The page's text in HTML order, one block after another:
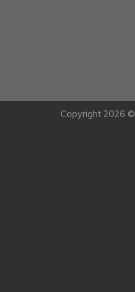
Copyright 2026 ©